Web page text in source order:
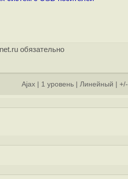
обязательно
Ajax 1 уровень Линейный +/-